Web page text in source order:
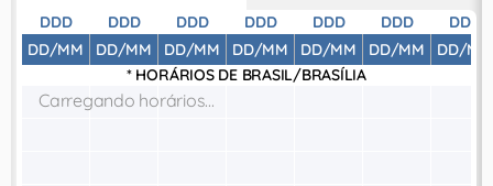
DDD
DD/MM
DDD
DD/MM
DDD
DD/MM
DDD
DD/MM
DDD
DD/MM
DDD
DD/MM
DDD
DD/MM
* HORÁRIOS DE BRASIL/BRASÍLIA
Carregando horários...